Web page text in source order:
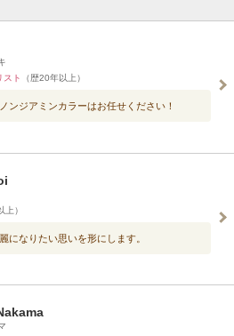
スト
（歴20年以上）
ンジアミンカラーはお任せください！
上）
になりたい思いを形にします。